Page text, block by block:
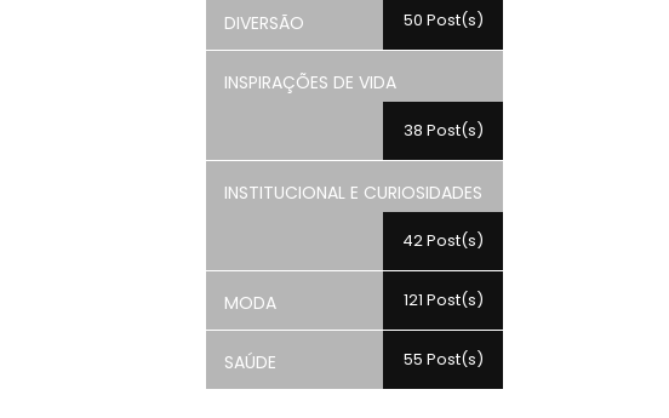
DIVERSÃO 50 Post(s)
INSPIRAÇÕES DE VIDA
38 Post(s)
INSTITUCIONAL E CURIOSIDADES
42 Post(s)
MODA 121 Post(s)
SAÚDE 55 Post(s)